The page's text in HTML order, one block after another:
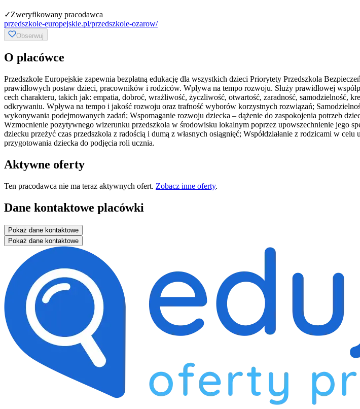
✓Zweryfikowany pracodawca
przedszkole-europejskie.pl/przedszkole-ozarow/
Obserwuj
O placówce
Przedszkole Europejskie zapewnia bezpłatną edukację dla wszystkich dzieci Priorytety Przedszkola
prawidłowych postaw dzieci, pracowników i rodziców. Wpływa na tempo rozwoju. Służy prawidłowej
cech charakteru, takich jak: empatia, dobroć, wrażliwość, życzliwość, otwartość, zaradność, samodzielność,
odkrywaniu. Wpływa na tempo i jakość rozwoju oraz trafność wyborów korzystnych rozwiązań;
wykonywania podejmowanych zadań; Wspomaganie rozwoju dziecka – dążenie do zaspokojenia potrzeb
Wzmocnienie pozytywnego wizerunku przedszkola w środowisku lokalnym poprzez upowszechnienie jego
dziecku przeżyć czas przedszkola z radością i dumą z własnych osiągnięć; Współdziałanie z rodzicami w
przygotowania dziecka do podjęcia roli ucznia.
Aktywne oferty
Ten pracodawca nie ma teraz aktywnych ofert. Zobacz inne oferty.
Dane kontaktowe placówki
Pokaż dane kontaktowe
Pokaż dane kontaktowe